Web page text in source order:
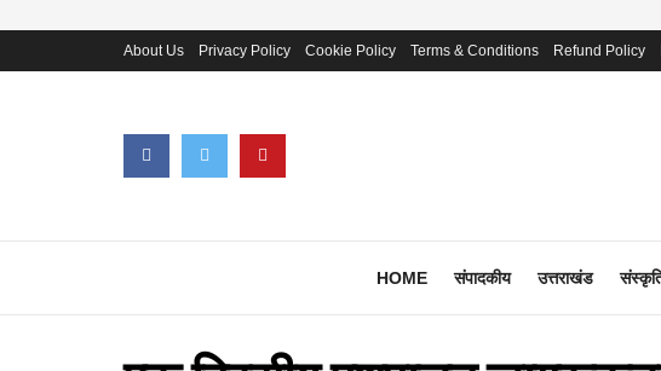
About Us Privacy Policy Cookie Policy Terms & Conditions Refund Policy
HOME संपादकीय उत्तराखंड